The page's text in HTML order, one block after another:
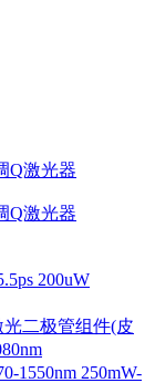
Q激光器
Q激光器
200uW
二极管组件(皮
1550nm 250mW-